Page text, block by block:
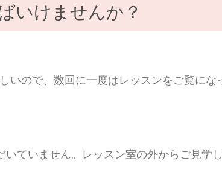
いけませんか？
いので、数回に一度はレッスンをご覧に
ていません。レッスン室の外からご見学し